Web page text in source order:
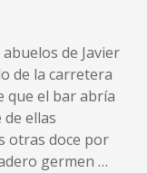
de Javier
de la carretera
que el bar abría
ellas
otras doce por
germen …